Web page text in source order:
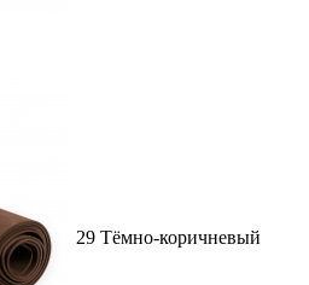
29 Тёмно-коричневый